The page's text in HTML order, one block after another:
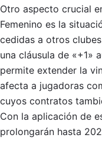
Otro aspecto crucial
Femenino es la
cedidas a otros
una cláusula de «+1»
permite extender la
afecta a jugadoras
cuyos contratos
Con la aplicación de
prolongarán hasta